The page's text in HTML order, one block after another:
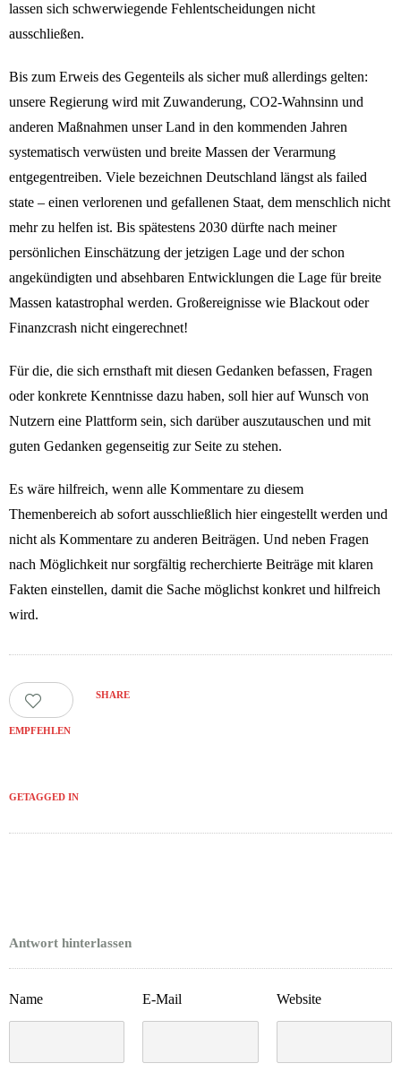
lassen sich schwerwiegende Fehlentscheidungen nicht
ausschließen.
Bis zum Erweis des Gegenteils als sicher muß allerdings gelten:
unsere Regierung wird mit Zuwanderung, CO2-Wahnsinn und
anderen Maßnahmen unser Land in den kommenden Jahren
systematisch verwüsten und breite Massen der Verarmung
entgegentreiben. Viele bezeichnen Deutschland längst als failed
state – einen verlorenen und gefallenen Staat, dem menschlich nicht
mehr zu helfen ist. Bis spätestens 2030 dürfte nach meiner
persönlichen Einschätzung der jetzigen Lage und der schon
angekündigten und absehbaren Entwicklungen die Lage für breite
Massen katastrophal werden. Großereignisse wie Blackout oder
Finanzcrash nicht eingerechnet!
Für die, die sich ernsthaft mit diesen Gedanken befassen, Fragen
oder konkrete Kenntnisse dazu haben, soll hier auf Wunsch von
Nutzern eine Plattform sein, sich darüber auszutauschen und mit
guten Gedanken gegenseitig zur Seite zu stehen.
Es wäre hilfreich, wenn alle Kommentare zu diesem
Themenbereich ab sofort ausschließlich hier eingestellt werden und
nicht als Kommentare zu anderen Beiträgen. Und neben Fragen
nach Möglichkeit nur sorgfältig recherchierte Beiträge mit klaren
Fakten einstellen, damit die Sache möglichst konkret und hilfreich
wird.
EMPFEHLEN
SHARE
GETAGGED IN
Antwort hinterlassen
Name E-Mail Website